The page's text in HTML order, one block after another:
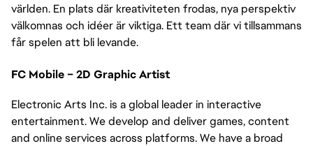
världen. En plats där kreativiteten frodas, nya perspektiv
välkomnas och idéer är viktiga. Ett team där vi tillsammans
får spelen att bli levande.
FC Mobile – 2D Graphic Artist
Electronic Arts Inc. is a global leader in interactive
entertainment. We develop and deliver games, content
and online services across platforms. We have a broad